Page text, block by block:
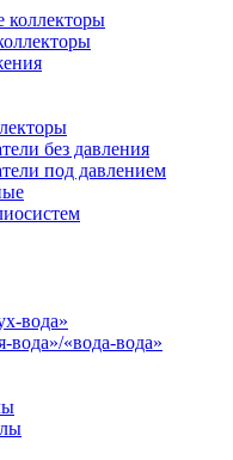
коллекторы
без давления
под давлением
вода»
вода»/«вода-вода»